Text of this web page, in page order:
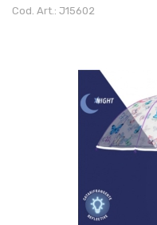
Cod. Art.: J15602